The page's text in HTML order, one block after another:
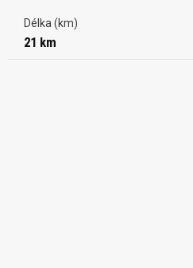
Délka (km)
21 km